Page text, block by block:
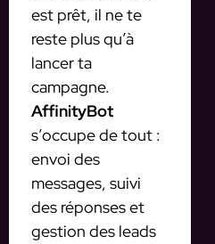
est prêt, il ne te
reste plus qu’à
lancer ta
campagne.
AffinityBot
s’occupe de tout :
envoi des
messages, suivi
des réponses et
gestion des leads